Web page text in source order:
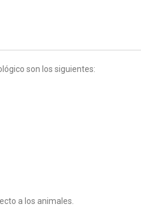
son los siguientes:
a los animales.